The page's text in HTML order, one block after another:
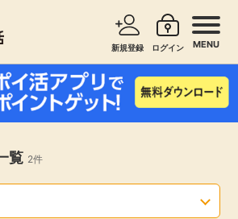
新規登録 ログイン MENU
す ショッピングで探す
タカー
覧 2件